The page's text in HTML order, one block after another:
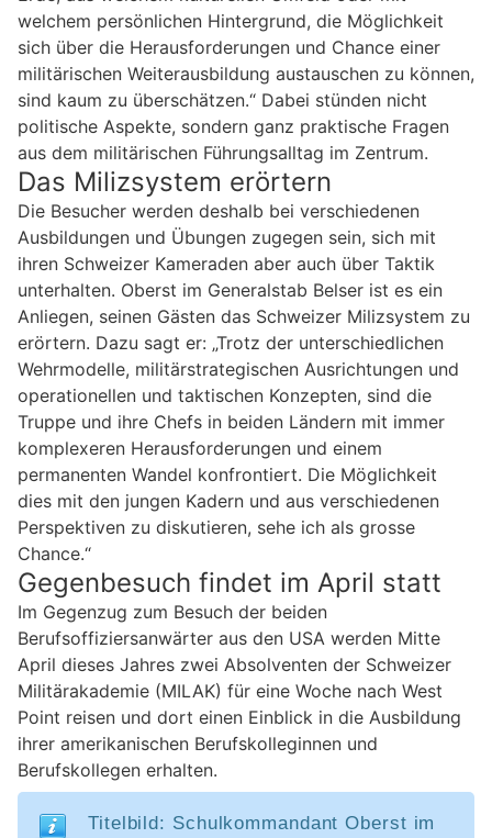
welchem persönlichen Hintergrund, die Möglichkeit
sich über die Herausforderungen und Chance einer
militärischen Weiterausbildung austauschen zu können,
sind kaum zu überschätzen.“ Dabei stünden nicht
politische Aspekte, sondern ganz praktische Fragen
aus dem militärischen Führungsalltag im Zentrum.
Das Milizsystem erörtern
Die Besucher werden deshalb bei verschiedenen
Ausbildungen und Übungen zugegen sein, sich mit
ihren Schweizer Kameraden aber auch über Taktik
unterhalten. Oberst im Generalstab Belser ist es ein
Anliegen, seinen Gästen das Schweizer Milizsystem zu
erörtern. Dazu sagt er: „Trotz der unterschiedlichen
Wehrmodelle, militärstrategischen Ausrichtungen und
operationellen und taktischen Konzepten, sind die
Truppe und ihre Chefs in beiden Ländern mit immer
komplexeren Herausforderungen und einem
permanenten Wandel konfrontiert. Die Möglichkeit
dies mit den jungen Kadern und aus verschiedenen
Perspektiven zu diskutieren, sehe ich als grosse
Chance.“
Gegenbesuch findet im April statt
Im Gegenzug zum Besuch der beiden
Berufsoffiziersanwärter aus den USA werden Mitte
April dieses Jahres zwei Absolventen der Schweizer
Militärakademie (MILAK) für eine Woche nach West
Point reisen und dort einen Einblick in die Ausbildung
ihrer amerikanischen Berufskolleginnen und
Berufskollegen erhalten.
Titelbild: Schulkommandant Oberst im